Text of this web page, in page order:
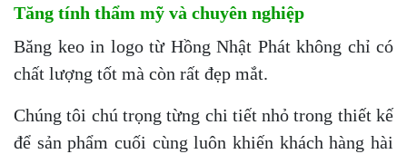
Tăng tính thẩm mỹ và chuyên nghiệp
Băng keo in logo từ Hồng Nhật Phát không chỉ có
chất lượng tốt mà còn rất đẹp mắt.
Chúng tôi chú trọng từng chi tiết nhỏ trong thiết kế
để sản phẩm cuối cùng luôn khiến khách hàng hài